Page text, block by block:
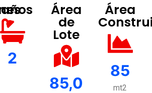
2
Área
de
Lote
85,0
Área
85
mt2